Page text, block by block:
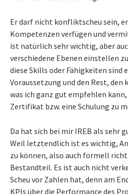
Er darf nicht konfliktscheu sein,
Kompetenzen verfügen und
ist natürlich sehr wichtig, aber
verschiedene Ebenen einstellen
diese Skills oder Fähigkeiten sind
Voraussetzung und den Rest, den
was ich ganz gut empfehlen
Zertifikat bzw. eine Schulung zu
Da hat sich bei mir IREB als sehr
Weil letztendlich ist es wichtig,
zu können, also auch formell
Bestandteil. Es ist auch nicht
Scheu vor Zahlen hat, denn am
KPIs über die Performance des